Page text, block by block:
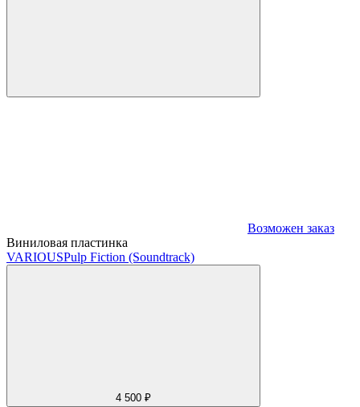
Возможен заказ
Виниловая пластинка
VARIOUSPulp Fiction (Soundtrack)
4 500 ₽